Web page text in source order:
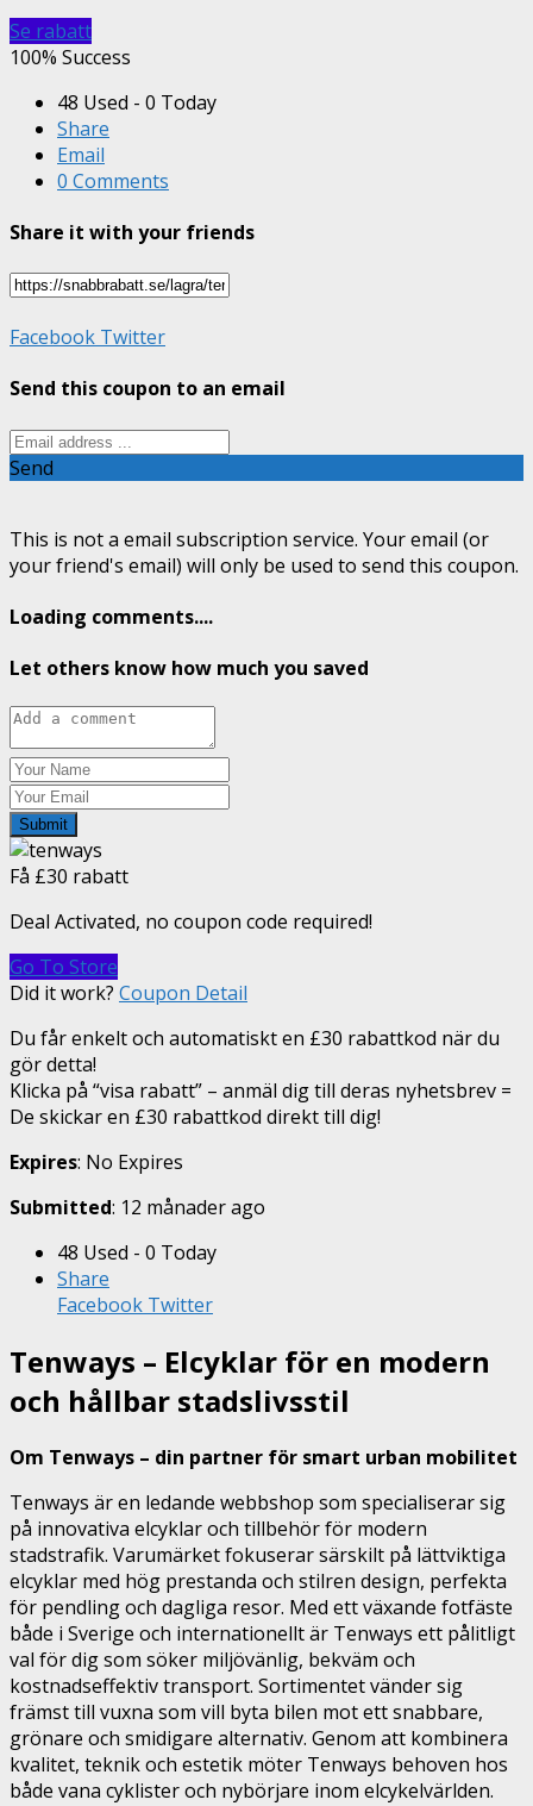
Se rabatt
100% Success
48 Used - 0 Today
Share
Email
0 Comments
Share it with your friends
Facebook Twitter
Send this coupon to an email
Send
This is not a email subscription service. Your email (or
your friend's email) will only be used to send this coupon.
Loading comments....
Let others know how much you saved
Submit
Få £30 rabatt
Deal Activated, no coupon code required!
Go To Store
Did it work? Coupon Detail
Du får enkelt och automatiskt en £30 rabattkod när du
gör detta!
Klicka på “visa rabatt” – anmäl dig till deras nyhetsbrev =
De skickar en £30 rabattkod direkt till dig!
Expires: No Expires
Submitted: 12 månader ago
48 Used - 0 Today
Share
Facebook Twitter
Tenways – Elcyklar för en modern
och hållbar stadslivsstil
Om Tenways – din partner för smart urban mobilitet
Tenways är en ledande webbshop som specialiserar sig
på innovativa elcyklar och tillbehör för modern
stadstrafik. Varumärket fokuserar särskilt på lättviktiga
elcyklar med hög prestanda och stilren design, perfekta
för pendling och dagliga resor. Med ett växande fotfäste
både i Sverige och internationellt är Tenways ett pålitligt
val för dig som söker miljövänlig, bekväm och
kostnadseffektiv transport. Sortimentet vänder sig
främst till vuxna som vill byta bilen mot ett snabbare,
grönare och smidigare alternativ. Genom att kombinera
kvalitet, teknik och estetik möter Tenways behoven hos
både vana cyklister och nybörjare inom elcykelvärlden.